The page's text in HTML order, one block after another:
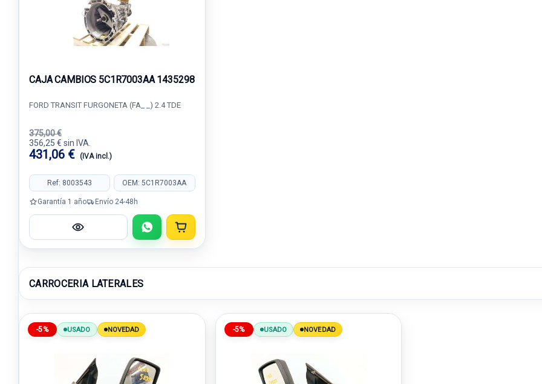
CAJA CAMBIOS 5C1R7003AA 1435298
FORD TRANSIT FURGONETA (FA_ _) 2.4 TDE
375,00 €
356,25 € sin IVA.
431,06 € (IVA incl.)
Ref: 8003543 OEM: 5C1R7003AA
Garantía 1 año Envío 24-48h
CARROCERIA LATERALES
-5% USADO NOVEDAD -5% USADO NOVEDAD